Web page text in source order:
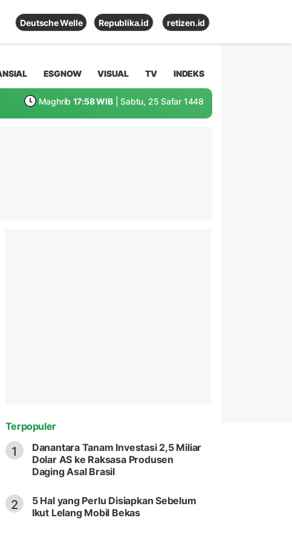
Deutsche Welle Republika.id retizen.id
ESGNOW VISUAL TV INDEKS
Maghrib 17:58 WIB | Sabtu, 25 Safar 1448
Terpopuler
1
Danantara Tanam Investasi 2,5 Miliar
Dolar AS ke Raksasa Produsen
Daging Asal Brasil
2
5 Hal yang Perlu Disiapkan Sebelum
Ikut Lelang Mobil Bekas